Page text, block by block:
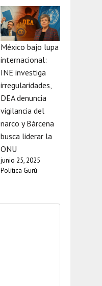
México bajo lupa
internacional:
INE investiga
irregularidades,
DEA denuncia
vigilancia del
narco y Bárcena
busca liderar la
ONU
junio 25, 2025
Política Gurú